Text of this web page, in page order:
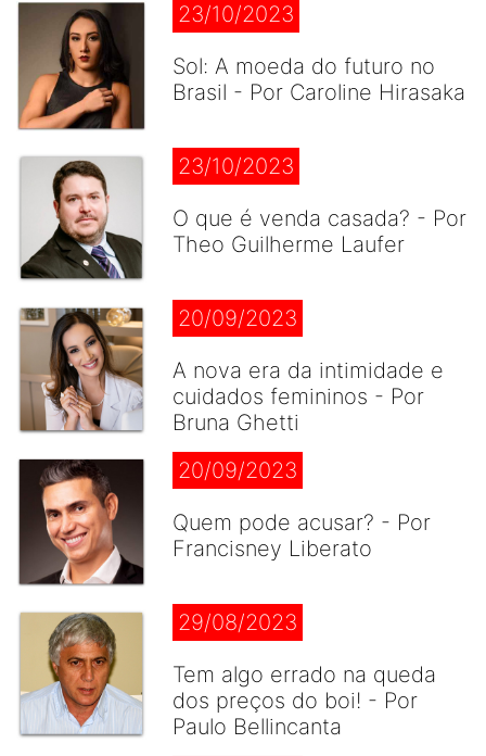
23/10/2023
Sol: A moeda do futuro no
Brasil - Por Caroline Hirasaka
23/10/2023
O que é venda casada? - Por
Theo Guilherme Laufer
20/09/2023
A nova era da intimidade e
cuidados femininos - Por
Bruna Ghetti
20/09/2023
Quem pode acusar? - Por
Francisney Liberato
29/08/2023
Tem algo errado na queda
dos preços do boi! - Por
Paulo Bellincanta